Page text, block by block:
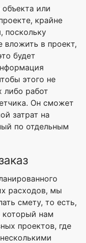
или
крайне
поскольку
в проект,
будет
этого не
либо работ
Он сможет
затрат на
по отдельным
расходов, мы
смету, то есть,
который нам
проектов, где